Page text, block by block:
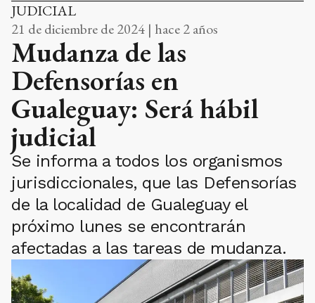
JUDICIAL
21 de diciembre de 2024 | hace 2 años
Mudanza de las
Defensorías en
Gualeguay: Será hábil
judicial
Se informa a todos los organismos
jurisdiccionales, que las Defensorías
de la localidad de Gualeguay el
próximo lunes se encontrarán
afectadas a las tareas de mudanza.